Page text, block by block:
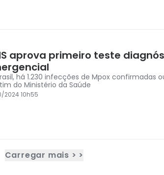
aprova primeiro teste
há 1.230 infecções de Mpox confirmadas
do Ministério da Saúde
2024 10h55
Carregar mais > >